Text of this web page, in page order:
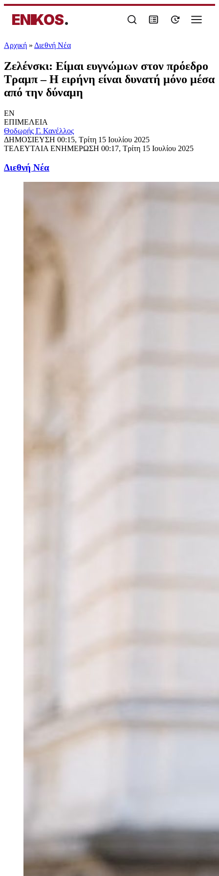
ENIKOS.
Αρχική » Διεθνή Νέα
Ζελένσκι: Είμαι ευγνώμων στον πρόεδρο
Τραμπ – Η ειρήνη είναι δυνατή μόνο μέσα
από την δύναμη
EN
ΕΠΙΜΕΛΕΙΑ
Θοδωρής Γ. Κανέλλος
ΔΗΜΟΣΙΕΥΣΗ 00:15, Τρίτη 15 Ιουλίου 2025
ΤΕΛΕΥΤΑΙΑ ΕΝΗΜΕΡΩΣΗ 00:17, Τρίτη 15 Ιουλίου 2025
Διεθνή Νέα